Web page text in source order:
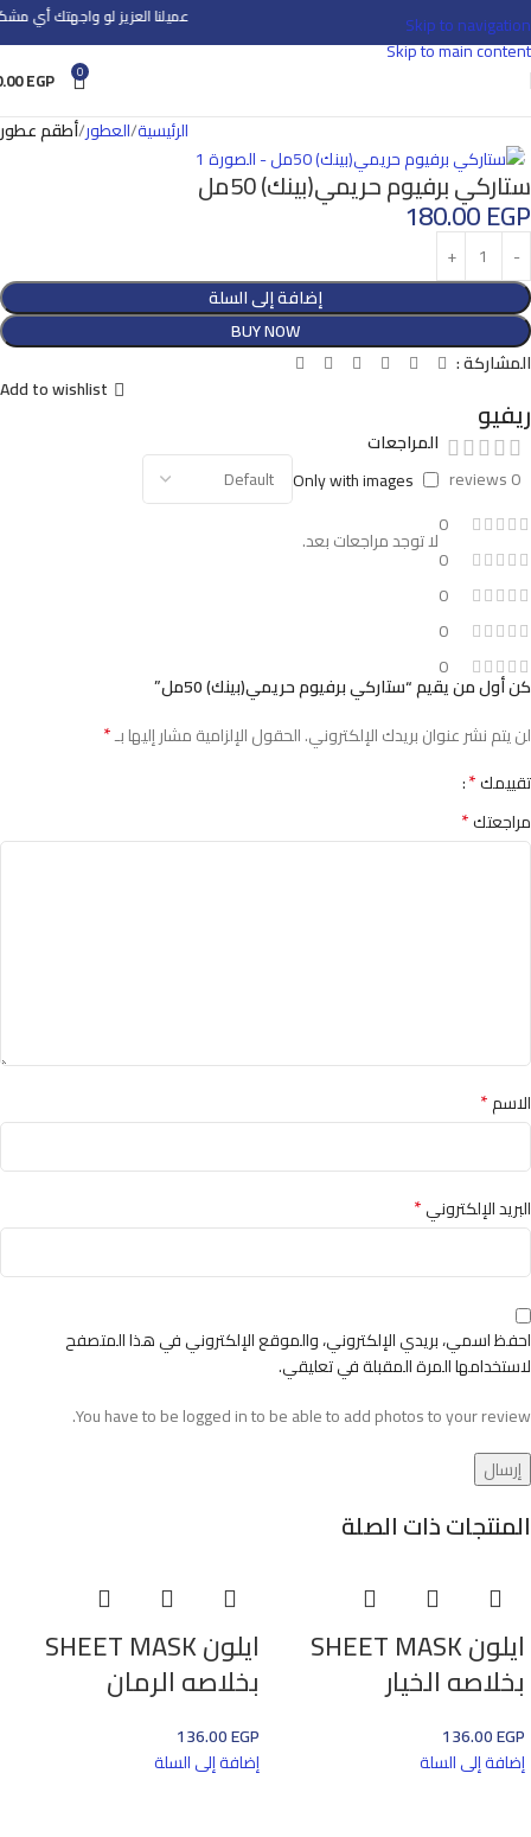
Skip to navigation
Skip to main content
عميلنا العزيز لو واجهتك أي
0
EGP
الرئيسية العطور أطقم عطور
ستاركي برفيوم حريمي(بينك) 50مل
180.00EGP
إضافة إلى السلة
BUY NOW
المشاركة :
Add to wishlist
ريفيو
0 reviews
0
0
0
0
0
المراجعات
Only with images
لا توجد مراجعات بعد.
كن أول من يقيم “ستاركي برفيوم حريمي(بينك) 50مل”
لن يتم نشر عنوان بريدك الإلكتروني.الحقول الإلزامية مشار إليها بـ*
تقييمك*
مراجعتك*
الاسم*
البريد الإلكتروني*
احفظ اسمي، بريدي الإلكتروني، والموقع الإلكتروني في هذا المتصفح
لاستخدامها المرة المقبلة في تعليقي.
You have to be logged in to be able to add photos to your review.
المنتجات ذات الصلة
ايلون SHEET MASK
بخلاصه الخيار
136.00EGP
إضافة إلى السلة
ايلون SHEET MASK
بخلاصه الرمان
136.00EGP
إضافة إلى السلة